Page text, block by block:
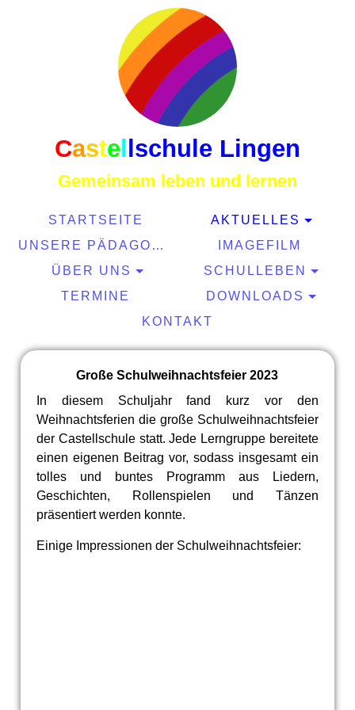
Castel schule Lingen
Gemeinsam leben und lernen
STARTSEITE
AKTUELLES
UNSERE PÄDAGOGIK
IMAGEFILM
ÜBER UNS
SCHULLEBEN
TERMINE
DOWNLOADS
KONTAKT
Große Schulweihnachtsfeier 2023
In diesem Schuljahr fand kurz vor den
Weihnachtsferien die große Schulweihnachtsfeier
der Castellschule statt. Jede Lerngruppe bereitete
einen eigenen Beitrag vor, sodass insgesamt ein
tolles und buntes Programm aus Liedern,
Geschichten, Rollenspielen und Tänzen
präsentiert werden konnte.
Einige Impressionen der Schulweihnachtsfeier: